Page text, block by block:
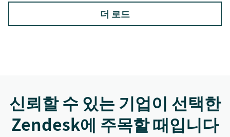
더 로드
신뢰할 수 있는 기업이 선택한
Zendesk에 주목할 때입니다